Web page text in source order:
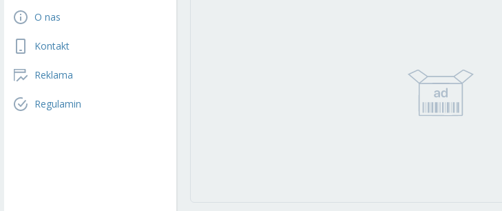
O nas
Kontakt
Reklama
Regulamin